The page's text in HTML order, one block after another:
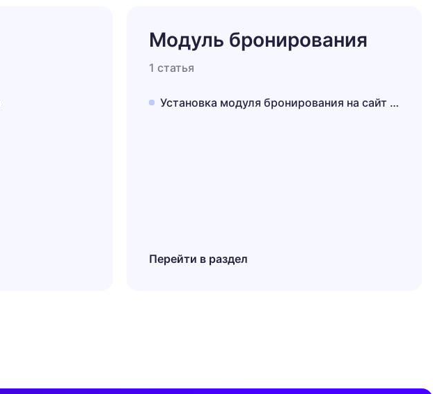
Модуль бронирования
1 статья
Установка модуля бронирования на сайт и в сторонние сервисы
Перейти в раздел